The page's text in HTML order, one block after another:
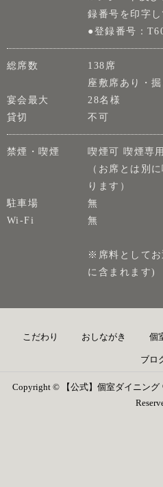
録番号を印字
●登録番号：
総席数
138席
座敷席あり・
宴会最大
28名様
貸切
不可
禁煙・喫煙
喫煙可 喫煙専
（お席とは別
ります）
駐車場
無
Wi-Fi
無
※席料としてお
に含まれます)
こだわり おしながき 個
ブロ
Copyright © 【公式】個室ダイニン